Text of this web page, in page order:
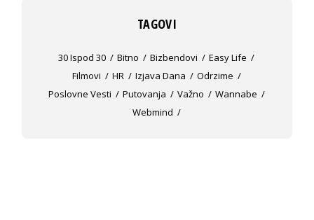
TAGOVI
30 Ispod 30 Bitno Bizbendovi
Easy Life
Filmovi
HR Izjava Dana
Odrzime
Poslovne Vesti
Putovanja Važno
Wannabe
Webmind